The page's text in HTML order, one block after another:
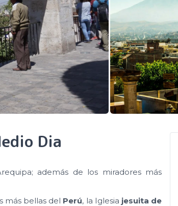
Dia
además de los miradores más
más bellas del Perú, la Iglesia jesuita de